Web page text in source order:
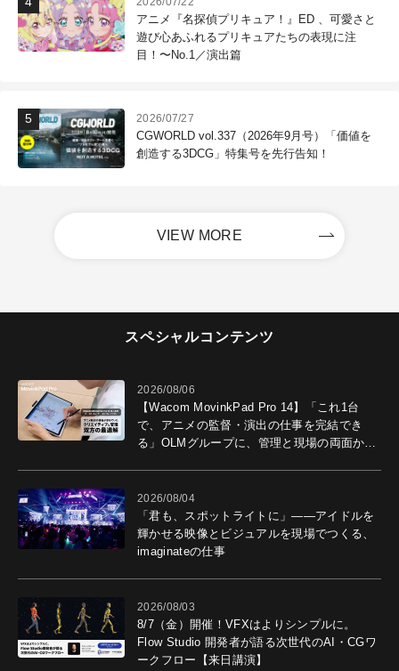
アニメ『名探偵プリキュア！』ED 、可愛さと
遊び心あふれるプリキュアたちの表現に注
目！〜No.1／演出篇
2026/07/27
CGWORLD vol.337（2026年9月号）「価値を
創造する3DCG」特集号を先行告知！
VIEW MORE
スペシャルコンテンツ
2026/08/06
【Wacom MovinkPad Pro 14】「これ1台
で、アニメの監督・演出の仕事を完結でき
る」OLMグループに、管理と現場の両面から
2026/08/04
「君も、スポットライトに」――アイドルを
輝かせる映像とビジュアルを現場でつくる、
imaginateの仕事
2026/08/03
8/7（金）開催！VFXはよりシンプルに。
Flow Studio 開発者が語る次世代のAI・CGワ
ークフロー【来日講演】